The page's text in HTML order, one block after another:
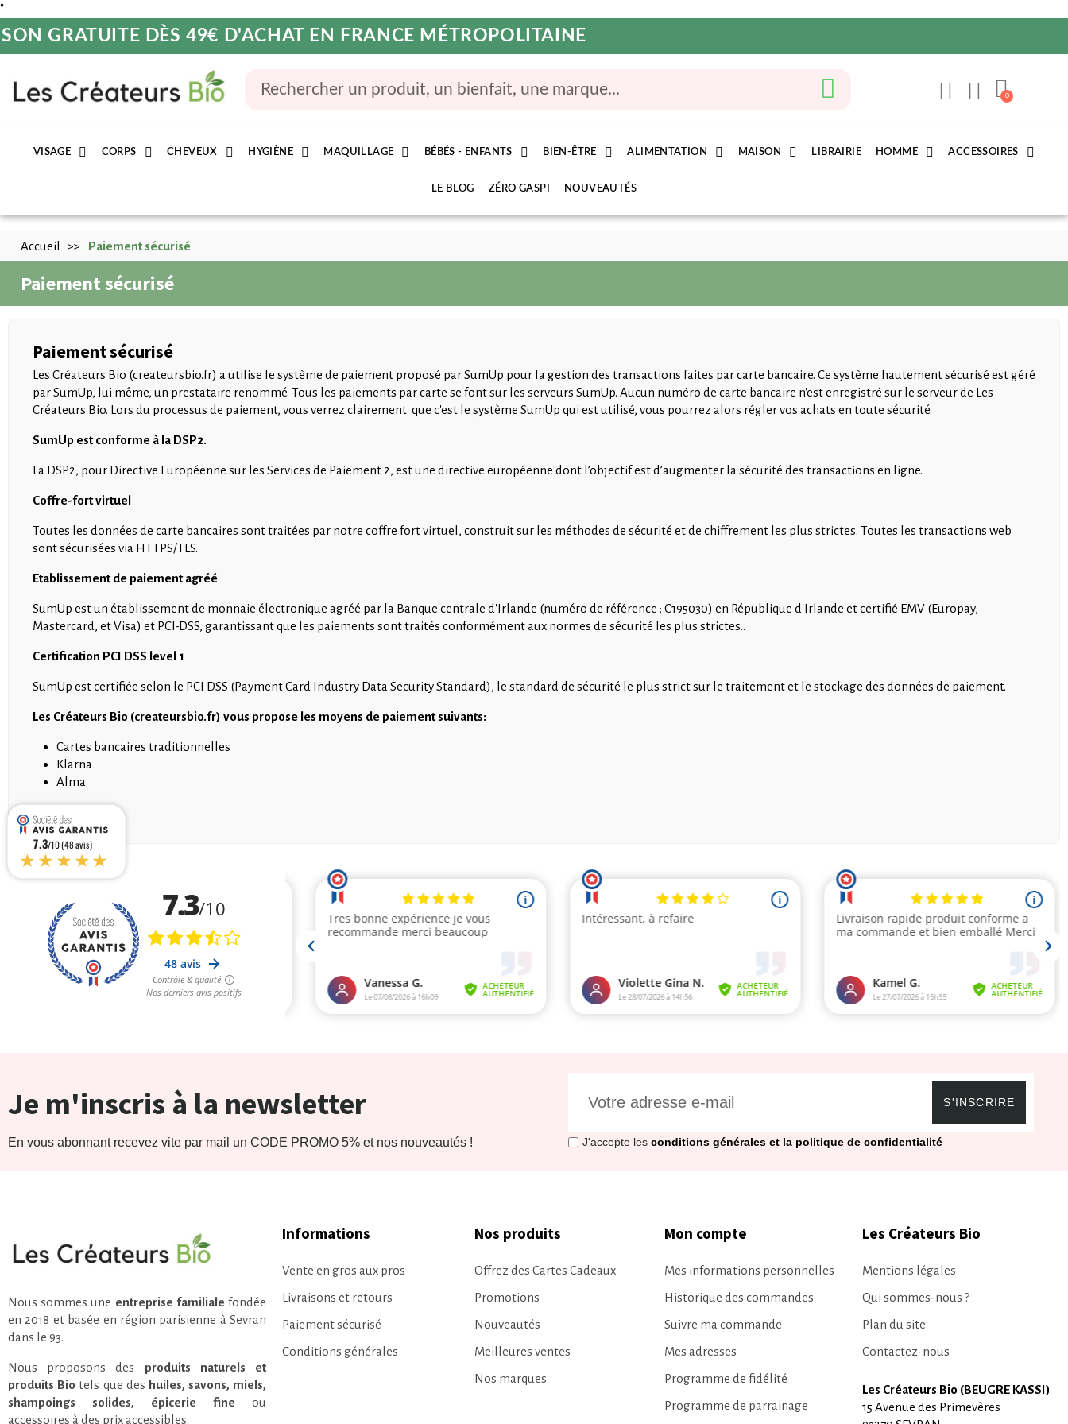
"
GRATUITE DÈS 49€ D'ACHAT EN FRANCE MÉTROPOLITAINE
VISAGE CORPS CHEVEUX HYGIÈNE MAQUILLAGE BÉBÉS - ENFANTS BIEN-ÊTRE ALIMENTATION MAISON LIBRAIRIE HOMME ACCESSOIRES
LE BLOG ZÉRO GASPI NOUVEAUTÉS
Accueil Paiement sécurisé
Paiement sécurisé
Paiement sécurisé
Les Créateurs Bio (createursbio.fr) a utilise le système de paiement proposé par SumUp pour la gestion des transactions faites par carte bancaire. Ce système hautement sécurisé est géré
par SumUp, lui même, un prestataire renommé. Tous les paiements par carte se font sur les serveurs SumUp. Aucun numéro de carte bancaire n'est enregistré sur le serveur de Les
Créateurs Bio. Lors du processus de paiement, vous verrez clairement que c'est le système SumUp qui est utilisé, vous pourrez alors régler vos achats en toute sécurité.
SumUp est conforme à la DSP2.
La DSP2, pour Directive Européenne sur les Services de Paiement 2, est une directive européenne dont l’objectif est d’augmenter la sécurité des transactions en ligne.
Coffre-fort virtuel
Toutes les données de carte bancaires sont traitées par notre coffre fort virtuel, construit sur les méthodes de sécurité et de chiffrement les plus strictes. Toutes les transactions web
sont sécurisées via HTTPS/TLS.
Etablissement de paiement agréé
SumUp est un établissement de monnaie électronique agréé par la Banque centrale d'Irlande (numéro de référence : C195030) en République d'Irlande et certifié EMV (Europay,
Mastercard, et Visa) et PCI-DSS, garantissant que les paiements sont traités conformément aux normes de sécurité les plus strictes..
Certification PCI DSS level 1
SumUp est certifiée selon le PCI DSS (Payment Card Industry Data Security Standard), le standard de sécurité le plus strict sur le traitement et le stockage des données de paiement.
Les Créateurs Bio (createursbio.fr) vous propose les moyens de paiement suivants:
Cartes bancaires traditionnelles
Klarna
Alma
Je m'inscris à la newsletter
En vous abonnant recevez vite par mail un CODE PROMO 5% et nos nouveautés !
S'INSCRIRE
J'accepte les conditions générales et la politique de confidentialité
Nous sommes une entreprise familiale fondée
en 2018 et basée en région parisienne à Sevran
dans le 93.
Nous proposons des produits naturels et
produits Bio tels que des huiles, savons, miels,
shampoings solides, épicerie fine ou
accessoires à des prix accessibles.
Informations
Vente en gros aux pros
Livraisons et retours
Paiement sécurisé
Conditions générales
Nos produits
Offrez des Cartes Cadeaux
Promotions
Nouveautés
Meilleures ventes
Nos marques
Mon compte
Mes informations personnelles
Historique des commandes
Suivre ma commande
Mes adresses
Programme de fidélité
Programme de parrainage
Les Créateurs Bio
Mentions légales
Qui sommes-nous ?
Plan du site
Contactez-nous
Les Créateurs Bio (BEUGRE KASSI)
15 Avenue des Primevères
7.3/10 (48 avis)
★★★★★